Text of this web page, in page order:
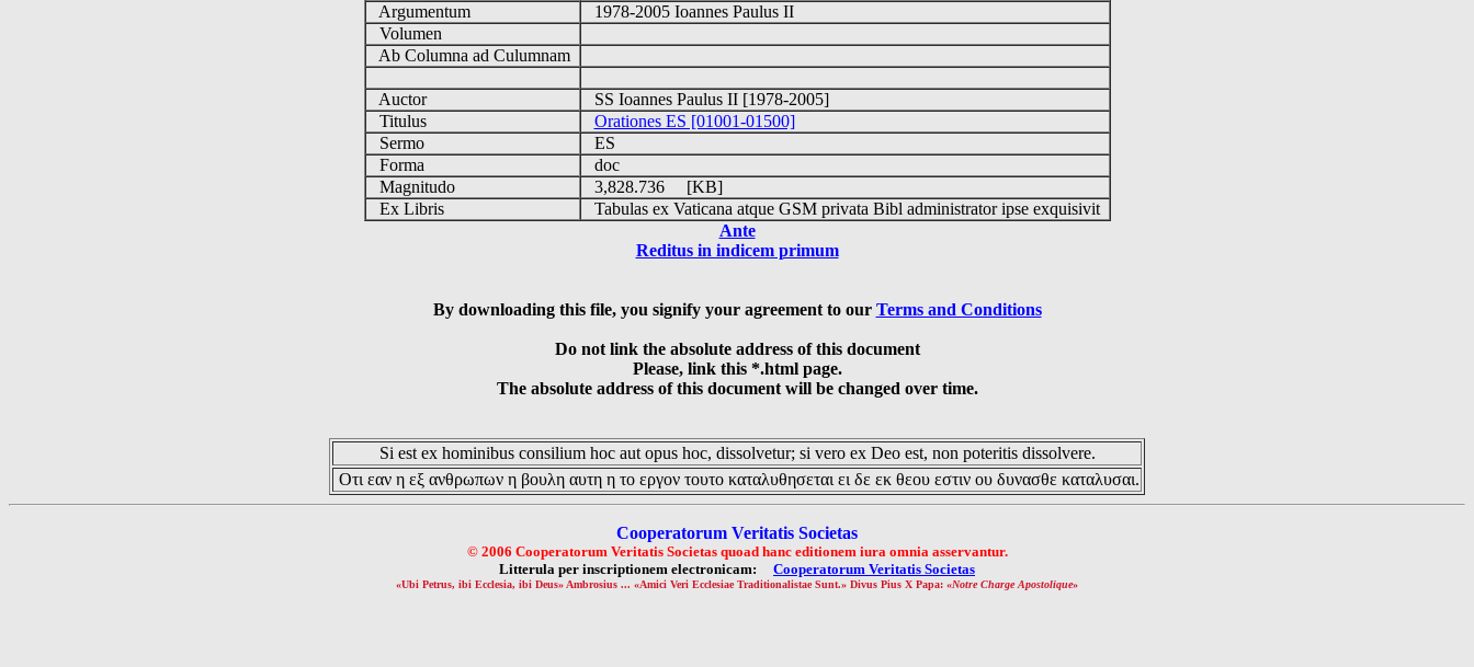
Argumentum
1978-2005 Ioannes Paulus II
Volumen
Ab Columna ad Culumnam
Auctor
SS Ioannes Paulus II [1978-2005]
Titulus
Orationes ES [01001-01500]
Sermo
ES
Forma
doc
Magnitudo
3,828.736 [KB]
Ex Libris
Tabulas ex Vaticana atque GSM privata Bibl administrator ipse exquisivit
Ante
Reditus in indicem primum
By downloading this file, you signify your agreement to our Terms and Conditions
Do not link the absolute address of this document
Please, link this *.html page.
The absolute address of this document will be changed over time.
Si est ex hominibus consilium hoc aut opus hoc, dissolvetur; si vero ex Deo est, non poteritis dissolvere.
Οτι εαν η εξ ανθρωπων η βουλη αυτη η το εργον τουτο καταλυθησεται ει δε εκ θεου εστιν ου δυνασθε καταλυσαι.
Cooperatorum Veritatis Societas
© 2006 Cooperatorum Veritatis Societas quoad hanc editionem iura omnia asservantur.
Litterula per inscriptionem electronicam: Cooperatorum Veritatis Societas
«Ubi Petrus, ibi Ecclesia, ibi Deus» Ambrosius ... «Amici Veri Ecclesiae Traditionalistae Sunt.» Divus Pius X Papa: «Notre Charge Apostolique»